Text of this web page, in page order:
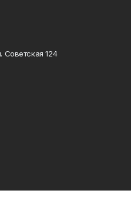
Советская 124